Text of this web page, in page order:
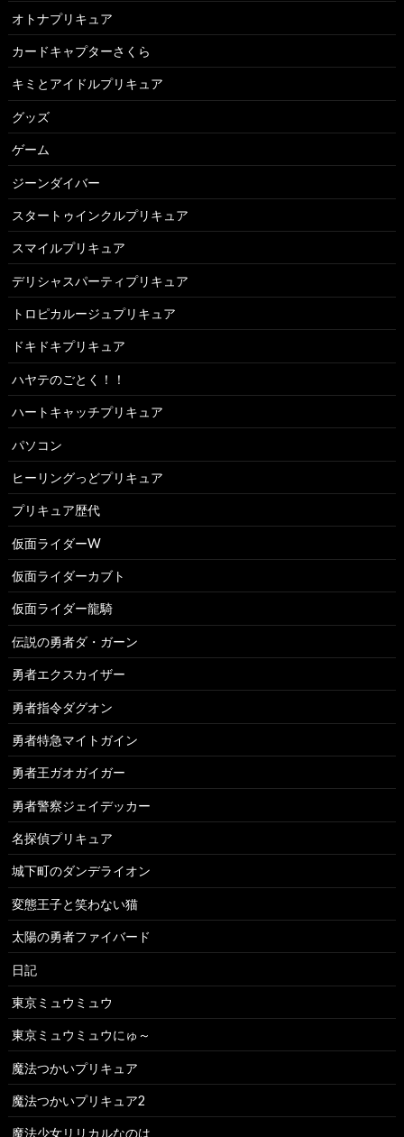
オトナプリキュア
カードキャプターさくら
キミとアイドルプリキュア
グッズ
ゲーム
ジーンダイバー
スタートゥインクルプリキュア
スマイルプリキュア
デリシャスパーティプリキュア
トロピカルージュプリキュア
ドキドキプリキュア
ハヤテのごとく！！
ハートキャッチプリキュア
パソコン
ヒーリングっどプリキュア
プリキュア歴代
仮面ライダーW
仮面ライダーカブト
仮面ライダー龍騎
伝説の勇者ダ・ガーン
勇者エクスカイザー
勇者指令ダグオン
勇者特急マイトガイン
勇者王ガオガイガー
勇者警察ジェイデッカー
名探偵プリキュア
城下町のダンデライオン
変態王子と笑わない猫
太陽の勇者ファイバード
日記
東京ミュウミュウ
東京ミュウミュウにゅ～
魔法つかいプリキュア
魔法つかいプリキュア2
魔法少女リリカルなのは